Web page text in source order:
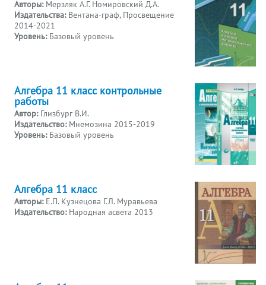
Авторы: Мерзляк А.Г. Номировский Д.А.
Издательства: Вентана-граф, Просвещение
2014-2021
Уровень: Базовый уровень
Алгебра 11 класс контрольные
работы
Автор: Глизбург В.И.
Издательство: Мнемозина 2015-2019
Уровень: Базовый уровень
Алгебра 11 класс
Авторы: Е.П. Кузнецова Г.Л. Муравьева
Издательство: Народная асвета 2013